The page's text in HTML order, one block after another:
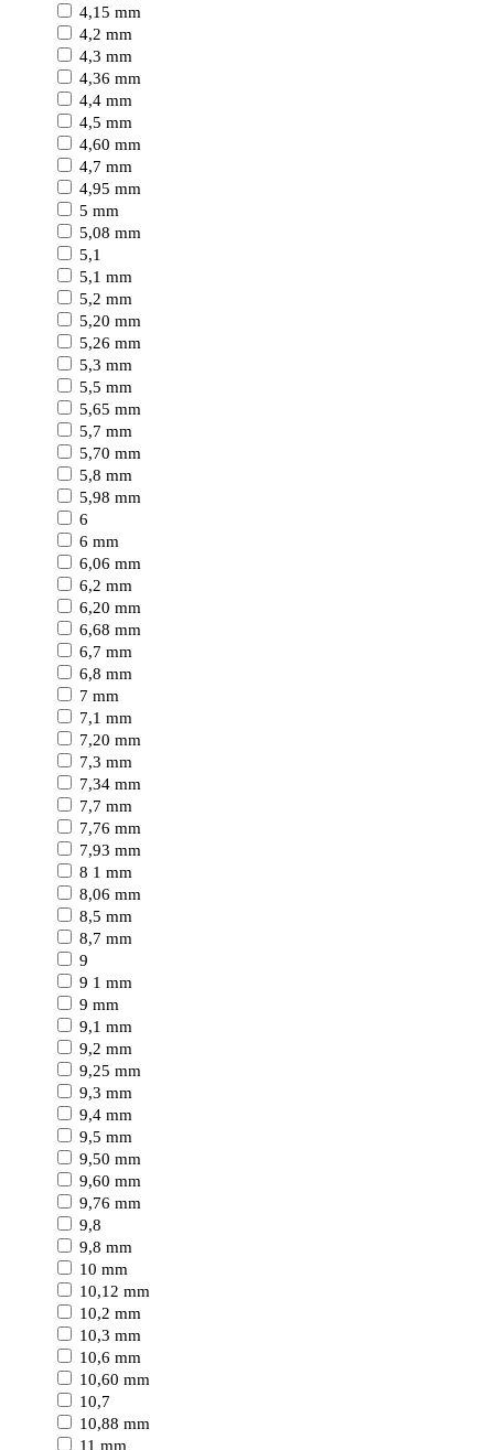
4,15 mm
4,2 mm
4,3 mm
4,36 mm
4,4 mm
4,5 mm
4,60 mm
4,7 mm
4,95 mm
5 mm
5,08 mm
5,1
5,1 mm
5,2 mm
5,20 mm
5,26 mm
5,3 mm
5,5 mm
5,65 mm
5,7 mm
5,70 mm
5,8 mm
5,98 mm
6
6 mm
6,06 mm
6,2 mm
6,20 mm
6,68 mm
6,7 mm
6,8 mm
7 mm
7,1 mm
7,20 mm
7,3 mm
7,34 mm
7,7 mm
7,76 mm
7,93 mm
8 1 mm
8,06 mm
8,5 mm
8,7 mm
9
9 1 mm
9 mm
9,1 mm
9,2 mm
9,25 mm
9,3 mm
9,4 mm
9,5 mm
9,50 mm
9,60 mm
9,76 mm
9,8
9,8 mm
10 mm
10,12 mm
10,2 mm
10,3 mm
10,6 mm
10,60 mm
10,7
10,88 mm
11 mm